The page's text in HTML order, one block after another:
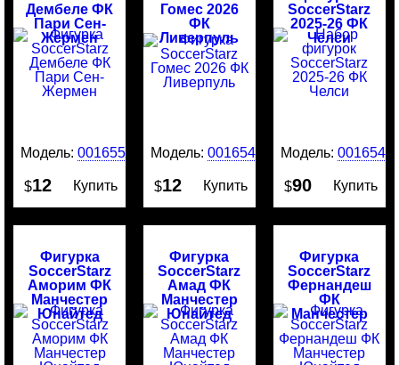
Дембеле ФК
Пари Сен-
Жермен
Модель:0016554
$12 Купить
Гомес 2026
ФК
Ливерпуль
Модель:0016545
$12 Купить
SoccerStarz
2025-26 ФК
Челси
Модель: 0016544
$90 Купить
Фигурка
SoccerStarz
Аморим ФК
Манчестер
Юнайтед
Фигурка
SoccerStarz
Амад ФК
Манчестер
Юнайтед
Фигурка
SoccerStarz
Фернандеш
ФК
Манчестер
Юнайтед